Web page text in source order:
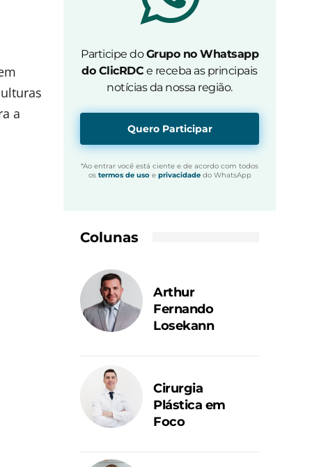
a
Participe doGrupo no Whatsapp
do ClicRDC e receba as principais
notícias da nossa região.
Quero Participar
*Ao entrar você está ciente e de acordo com todos
os termos de usoe privacidadedo WhatsApp
Colunas
Arthur
Fernando
Losekann
Cirurgia
Plástica em
Foco